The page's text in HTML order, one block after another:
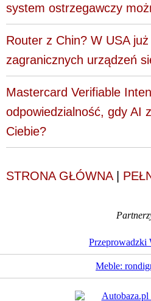
system ostrzegawczy
Router z Chin? W USA
zagranicznych urządzeń
Mastercard Verifiable
odpowiedzialność, gdy AI
Ciebie?
STRONA GŁÓWNA|
Przeprowadzki
Meble: